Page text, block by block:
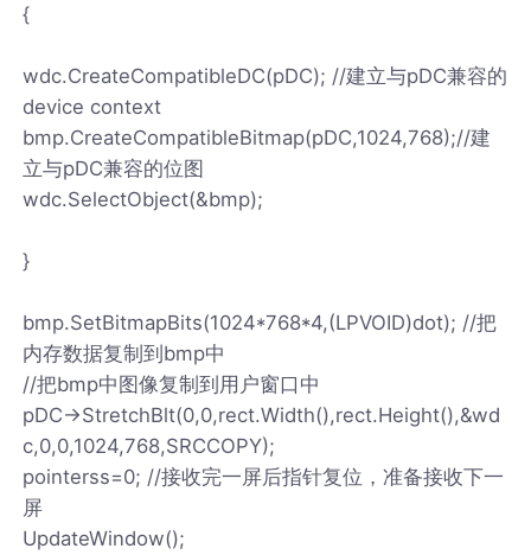
{
wdc.CreateCompatibleDC(pDC); //建立与pDC兼容的
device context
bmp.CreateCompatibleBitmap(pDC,1024,768);//建
立与pDC兼容的位图
wdc.SelectObject(&bmp);
}
bmp.SetBitmapBits(1024*768*4,(LPVOID)dot); //把
内存数据复制到bmp中
//把bmp中图像复制到用户窗口中
pDC->StretchBlt(0,0,rect.Width(),rect.Height(),&wd
c,0,0,1024,768,SRCCOPY);
pointerss=0; //接收完一屏后指针复位，准备接收下一
屏
UpdateWindow();